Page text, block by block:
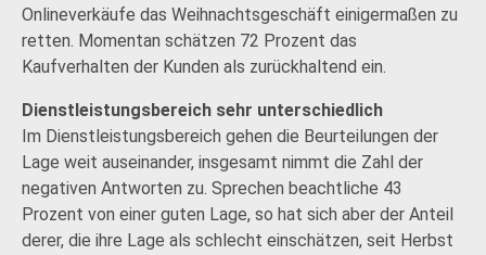
Onlineverkäufe das Weihnachtsgeschäft einigermaßen zu
retten. Momentan schätzen 72 Prozent das
Kaufverhalten der Kunden als zurückhaltend ein.
Dienstleistungsbereich sehr unterschiedlich
Im Dienstleistungsbereich gehen die Beurteilungen der
Lage weit auseinander, insgesamt nimmt die Zahl der
negativen Antworten zu. Sprechen beachtliche 43
Prozent von einer guten Lage, so hat sich aber der Anteil
derer, die ihre Lage als schlecht einschätzen, seit Herbst